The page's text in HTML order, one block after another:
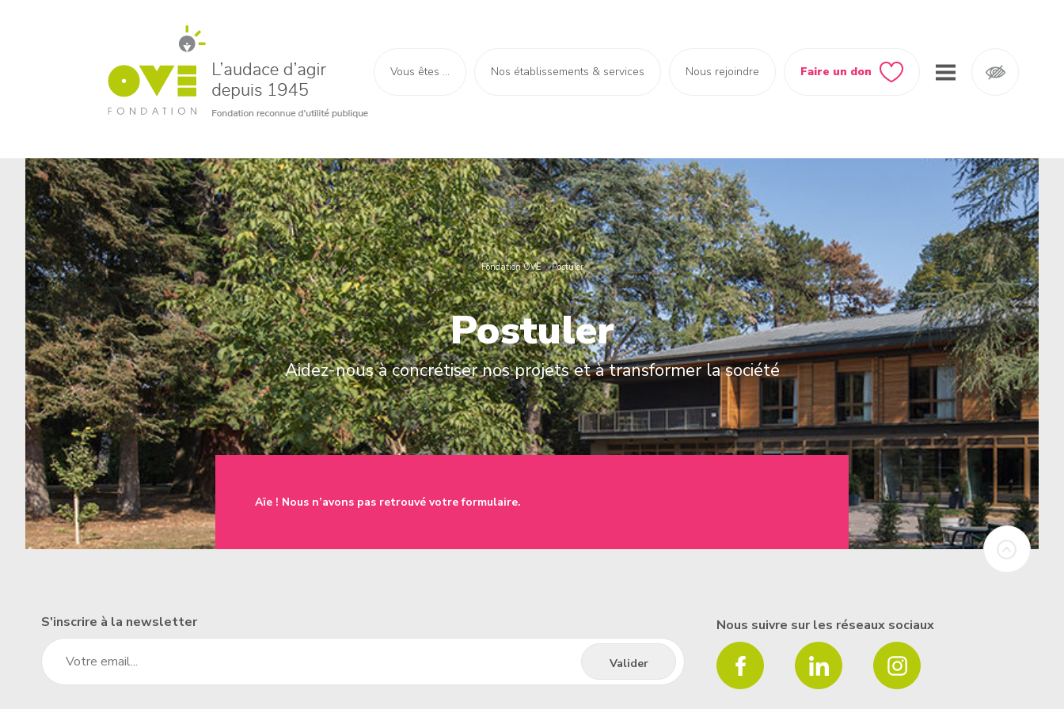
Vous êtes ... Nos établissements & services Nous rejoindre Faire un don
un bénévole
une famille
à l'emploi
un donateur
Fondation OVE Postuler
Postuler
Aidez-nous à concrétiser nos projets et à transformer la société
Aïe ! Nous n’avons pas retrouvé votre formulaire.
S'inscrire à la newsletter Nous suivre sur les réseaux sociaux